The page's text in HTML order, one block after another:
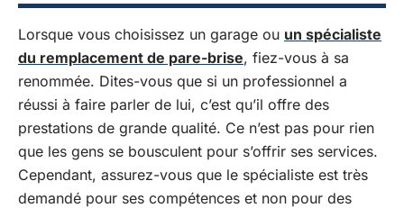
Lorsque vous choisissez un garage ou un spécialiste
du remplacement de pare-brise, fiez-vous à sa
renommée. Dites-vous que si un professionnel a
réussi à faire parler de lui, c’est qu’il offre des
prestations de grande qualité. Ce n’est pas pour rien
que les gens se bousculent pour s’offrir ses services.
Cependant, assurez-vous que le spécialiste est très
demandé pour ses compétences et non pour des